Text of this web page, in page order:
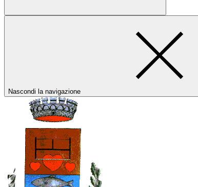
Nascondi la navigazione